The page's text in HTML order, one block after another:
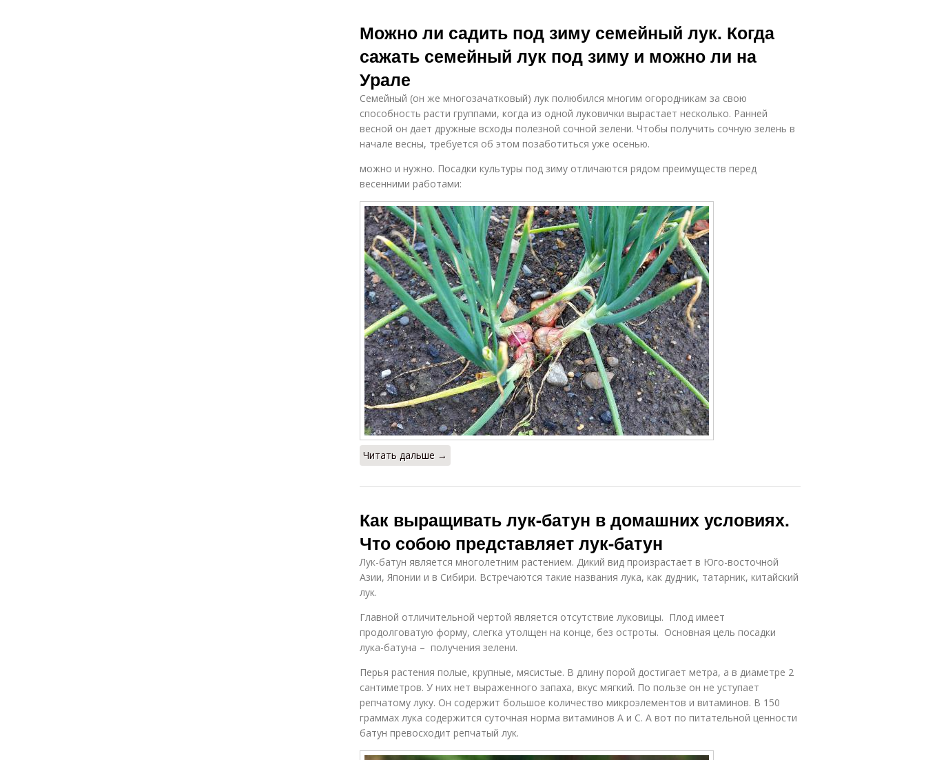
Можно ли садить под зиму семейный лук. Когда
сажать семейный лук под зиму и можно ли на
Урале
Семейный (он же многозачатковый) лук полюбился многим огородникам за свою
способность расти группами, когда из одной луковички вырастает несколько. Ранней
весной он дает дружные всходы полезной сочной зелени. Чтобы получить сочную зелень в
начале весны, требуется об этом позаботиться уже осенью.
можно и нужно. Посадки культуры под зиму отличаются рядом преимуществ перед
весенними работами:
Читать дальше →
Как выращивать лук-батун в домашних условиях.
Что собою представляет лук-батун
Лук-батун является многолетним растением. Дикий вид произрастает в Юго-восточной
Азии, Японии и в Сибири. Встречаются такие названия лука, как дудник, татарник, китайский
лук.
Главной отличительной чертой является отсутствие луковицы. Плод имеет
продолговатую форму, слегка утолщен на конце, без остроты. Основная цель посадки
лука-батуна – получения зелени.
Перья растения полые, крупные, мясистые. В длину порой достигает метра, а в диаметре 2
сантиметров. У них нет выраженного запаха, вкус мягкий. По пользе он не уступает
репчатому луку. Он содержит большое количество микроэлементов и витаминов. В 150
граммах лука содержится суточная норма витаминов А и С. А вот по питательной ценности
батун превосходит репчатый лук.